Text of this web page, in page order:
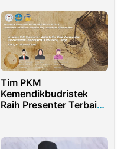
Tim PKM
Kemendikbudristek
Raih Presenter Terbaik